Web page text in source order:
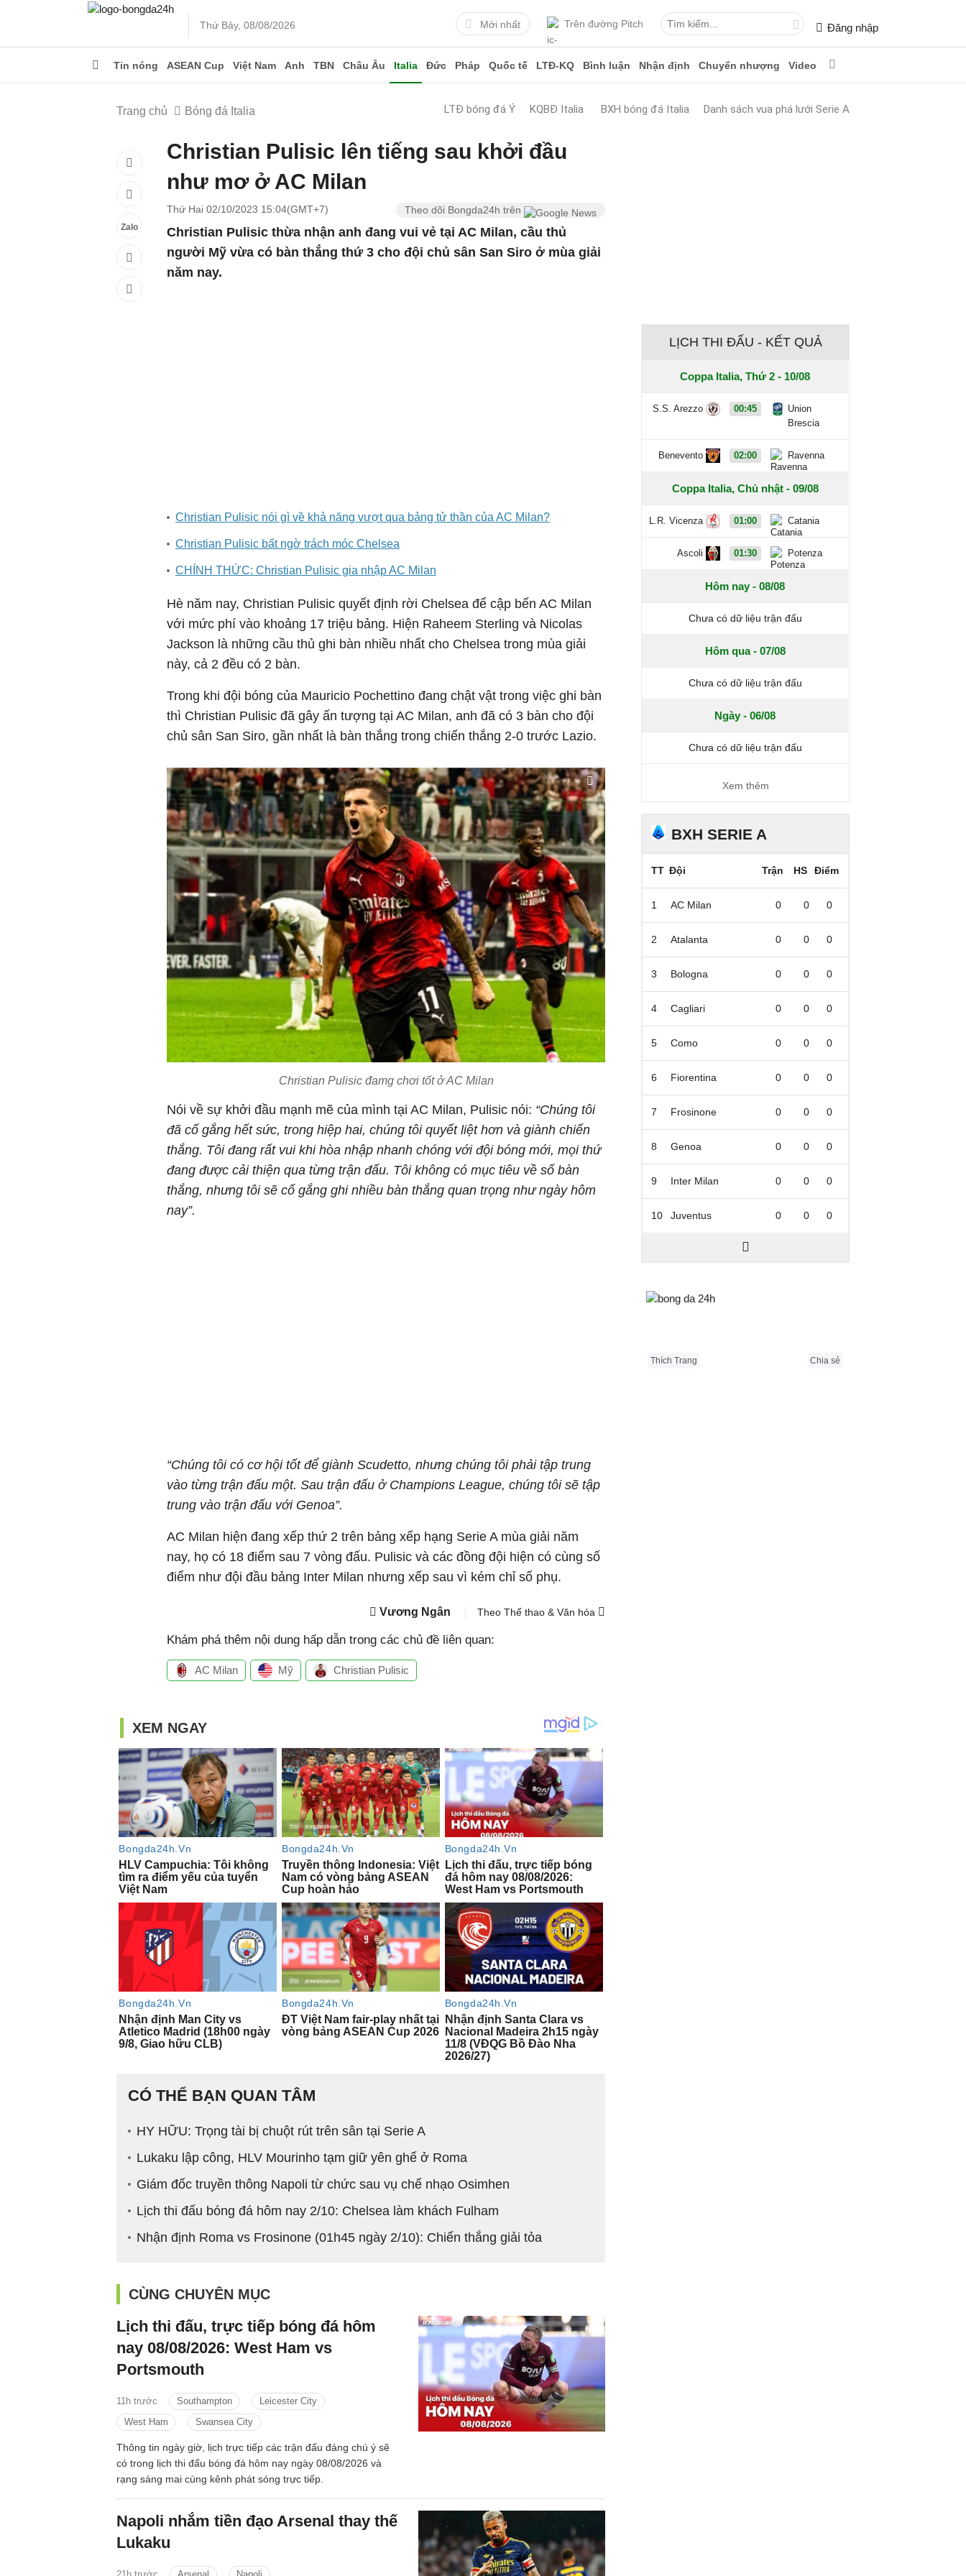
Thứ Bảy, 08/08/2026 Mới nhất Trên đường Pitch Đăng nhập
Tin nóng ASEAN Cup Việt Nam Anh TBN Châu Âu Italia Đức Pháp Quốc tế LTĐ-KQ Bình luận Nhận định Chuyển nhượng Video
Trang chủ Bóng đá Italia LTĐ bóng đá Ý KQBĐ Italia BXH bóng đá Italia Danh sách vua phá lưới Serie A
Zalo
Christian Pulisic lên tiếng sau khởi đầu
như mơ ở AC Milan
Thứ Hai 02/10/2023 15:04(GMT+7) Theo dõi Bongda24h trên
Christian Pulisic thừa nhận anh đang vui vẻ tại AC Milan, cầu thủ
người Mỹ vừa có bàn thắng thứ 3 cho đội chủ sân San Siro ở mùa giải
năm nay.
Christian Pulisic nói gì về khả năng vượt qua bảng tử thần của AC Milan?
Christian Pulisic bất ngờ trách móc Chelsea
CHÍNH THỨC: Christian Pulisic gia nhập AC Milan
Hè năm nay, Christian Pulisic quyết định rời Chelsea để cập bến AC Milan
với mức phí vào khoảng 17 triệu bảng. Hiện Raheem Sterling và Nicolas
Jackson là những cầu thủ ghi bàn nhiều nhất cho Chelsea trong mùa giải
này, cả 2 đều có 2 bàn.
Trong khi đội bóng của Mauricio Pochettino đang chật vật trong việc ghi bàn
thì Christian Pulisic đã gây ấn tượng tại AC Milan, anh đã có 3 bàn cho đội
chủ sân San Siro, gần nhất là bàn thắng trong chiến thắng 2-0 trước Lazio.
Christian Pulisic đamg chơi tốt ở AC Milan
Nói về sự khởi đầu mạnh mẽ của mình tại AC Milan, Pulisic nói: “Chúng tôi
đã cố gắng hết sức, trong hiệp hai, chúng tôi quyết liệt hơn và giành chiến
thắng. Tôi đang rất vui khi hòa nhập nhanh chóng với đội bóng mới, mọi thứ
đang được cải thiện qua từng trận đấu. Tôi không có mục tiêu về số bàn
thắng, nhưng tôi sẽ cố gắng ghi nhiều bàn thắng quan trọng như ngày hôm
nay”.
“Chúng tôi có cơ hội tốt để giành Scudetto, nhưng chúng tôi phải tập trung
vào từng trận đấu một. Sau trận đấu ở Champions League, chúng tôi sẽ tập
trung vào trận đấu với Genoa”.
AC Milan hiện đang xếp thứ 2 trên bảng xếp hạng Serie A mùa giải năm
nay, họ có 18 điểm sau 7 vòng đấu. Pulisic và các đồng đội hiện có cùng số
điểm như đội đầu bảng Inter Milan nhưng xếp sau vì kém chỉ số phụ.
Vương Ngân Theo Thể thao & Văn hóa
Khám phá thêm nội dung hấp dẫn trong các chủ đề liên quan:
AC Milan Mỹ Christian Pulisic
CÓ THỂ BẠN QUAN TÂM
HY HỮU: Trọng tài bị chuột rút trên sân tại Serie A
Lukaku lập công, HLV Mourinho tạm giữ yên ghế ở Roma
Giám đốc truyền thông Napoli từ chức sau vụ chế nhạo Osimhen
Lịch thi đấu bóng đá hôm nay 2/10: Chelsea làm khách Fulham
Nhận định Roma vs Frosinone (01h45 ngày 2/10): Chiến thắng giải tỏa
CÙNG CHUYÊN MỤC
Lịch thi đấu, trực tiếp bóng đá hôm
nay 08/08/2026: West Ham vs
Portsmouth
11h trước Southampton
Leicester City
West Ham
Swansea City
Thông tin ngày giờ, lịch trực tiếp các trận đấu đáng chú ý sẽ
có trong lịch thi đấu bóng đá hôm nay ngày 08/08/2026 và
rạng sáng mai cùng kênh phát sóng trực tiếp.
Napoli nhắm tiền đạo Arsenal thay thế
Lukaku
LỊCH THI ĐẤU - KẾT QUẢ
Coppa Italia, Thứ 2 - 10/08
S.S. Arezzo 00:45
Union
Brescia
Benevento 02:00 Ravenna
Coppa Italia, Chủ nhật - 09/08
L.R. Vicenza 01:00 Catania
Ascoli 01:30 Potenza
Hôm nay - 08/08
Chưa có dữ liệu trận đấu
Hôm qua - 07/08
Chưa có dữ liệu trận đấu
Ngày - 06/08
Chưa có dữ liệu trận đấu
Xem thêm
BXH SERIE A
TT Đội Trận HS Điểm
1 AC Milan 0 0 0
2 Atalanta 0 0 0
3 Bologna 0 0 0
4 Cagliari 0 0 0
5 Como 0 0 0
6 Fiorentina 0 0 0
7 Frosinone 0 0 0
8 Genoa 0 0 0
9 Inter Milan 0 0 0
10 Juventus 0 0 0
Thích Trang Chia sẻ